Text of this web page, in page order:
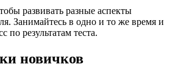
развивать разные аспекты
Занимайтесь в одно и то же время и
по результатам теста.
новичков